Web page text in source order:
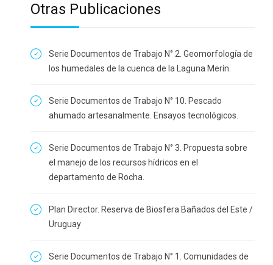
Otras Publicaciones
Serie Documentos de Trabajo N° 2. Geomorfología de
los humedales de la cuenca de la Laguna Merín.
Serie Documentos de Trabajo N° 10. Pescado
ahumado artesanalmente. Ensayos tecnológicos.
Serie Documentos de Trabajo N° 3. Propuesta sobre
el manejo de los recursos hídricos en el
departamento de Rocha.
Plan Director. Reserva de Biosfera Bañados del Este /
Uruguay
Serie Documentos de Trabajo N° 1. Comunidades de